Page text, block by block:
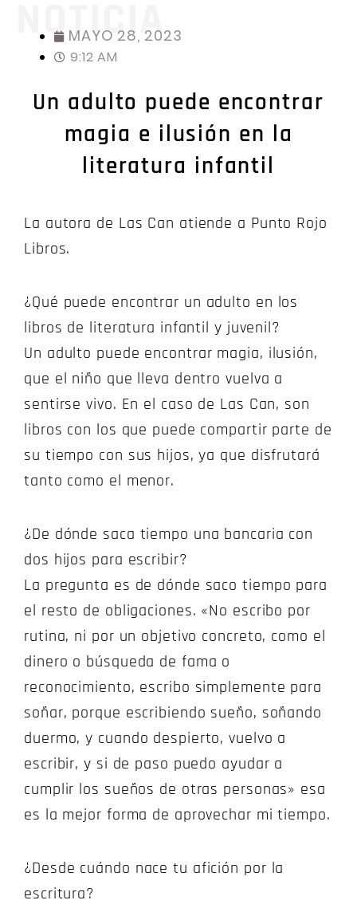
NOTICIA
MAYO 28, 2023
9:12 AM
Un adulto puede encontrar
magia e ilusión en la
literatura infantil
La autora de Las Can atiende a Punto Rojo
Libros.
¿Qué puede encontrar un adulto en los
libros de literatura infantil y juvenil?
Un adulto puede encontrar magia, ilusión,
que el niño que lleva dentro vuelva a
sentirse vivo. En el caso de Las Can, son
libros con los que puede compartir parte de
su tiempo con sus hijos, ya que disfrutará
tanto como el menor.
¿De dónde saca tiempo una bancaria con
dos hijos para escribir?
La pregunta es de dónde saco tiempo para
el resto de obligaciones. «No escribo por
rutina, ni por un objetivo concreto, como el
dinero o búsqueda de fama o
reconocimiento, escribo simplemente para
soñar, porque escribiendo sueño, soñando
duermo, y cuando despierto, vuelvo a
escribir, y si de paso puedo ayudar a
cumplir los sueños de otras personas» esa
es la mejor forma de aprovechar mi tiempo.
¿Desde cuándo nace tu afición por la
escritura?